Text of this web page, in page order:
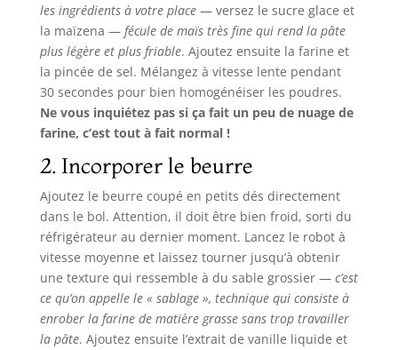
les ingrédients à votre place— versez le sucre glace et
la maïzena — fécule de maïs très fine qui rend la pâte
plus légère et plus friable. Ajoutez ensuite la farine et
la pincée de sel. Mélangez à vitesse lente pendant
30 secondes pour bien homogénéiser les poudres.
Ne vous inquiétez pas si ça fait un peu de nuage de
farine, c’est tout à fait normal !
2. Incorporer le beurre
Ajoutez le beurre coupé en petits dés directement
dans le bol. Attention, il doit être bien froid, sorti du
réfrigérateur au dernier moment. Lancez le robot à
vitesse moyenne et laissez tourner jusqu’à obtenir
une texture qui ressemble à du sable grossier — c’est
ce qu’on appelle le « sablage », technique qui consiste à
enrober la farine de matière grasse sans trop travailler
la pâte. Ajoutez ensuite l’extrait de vanille liquide et